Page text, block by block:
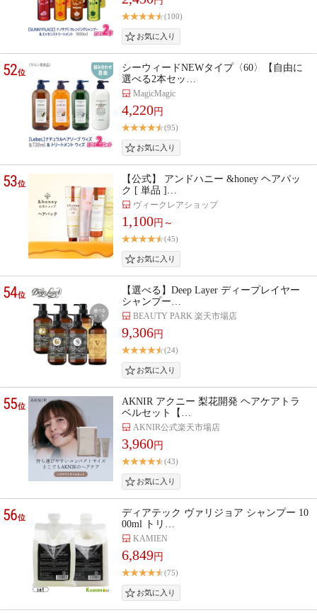
(100)
52位
シーウィードNEWタイプ〈60〉【自由に
選べる2本セッ…
MagicMagic
4,220円
(95)
53位
【公式】 アンドハニー &honey ヘアパッ
ク [ 単品 ]…
ヴィークレアショップ
1,100円～
(45)
54位
【選べる】Deep Layer ディープレイヤー
シャンプー…
BEAUTY PARK 楽天市場店
9,306円
(24)
55位
AKNIR アクニー 梨花開発 ヘアケアトラ
ベルセット【…
AKNIR公式楽天市場店
3,960円
(43)
56位
ディアテック ヴァリジョア シャンプー 10
00ml トリ…
KAMIEN
6,849円
(75)